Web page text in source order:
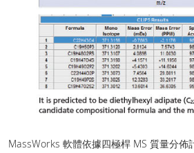
MassWorks 軟體依據四極桿 MS 質量分佈